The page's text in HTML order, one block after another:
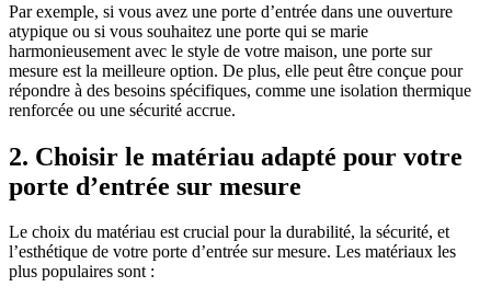
Par exemple, si vous avez une porte d’entrée dans une ouverture
atypique ou si vous souhaitez une porte qui se marie
harmonieusement avec le style de votre maison, une porte sur
mesure est la meilleure option. De plus, elle peut être conçue pour
répondre à des besoins spécifiques, comme une isolation thermique
renforcée ou une sécurité accrue.
2. Choisir le matériau adapté pour votre
porte d’entrée sur mesure
Le choix du matériau est crucial pour la durabilité, la sécurité, et
l’esthétique de votre porte d’entrée sur mesure. Les matériaux les
plus populaires sont :